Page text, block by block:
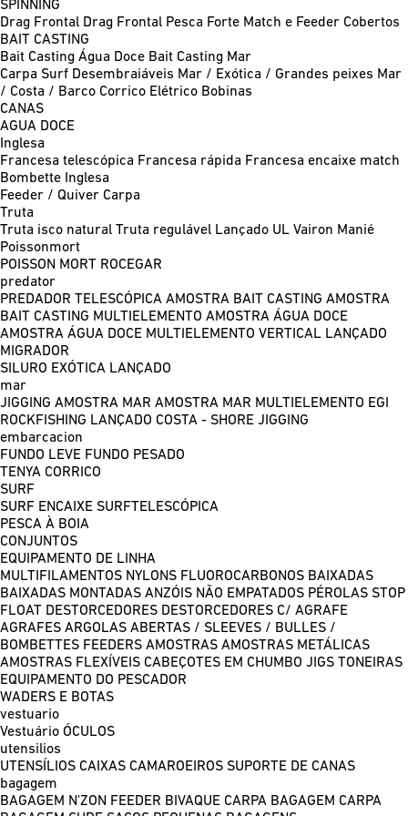
SPINNING
Drag Frontal Drag Frontal Pesca Forte Match e Feeder Cobertos
BAIT CASTING
Bait Casting Água Doce Bait Casting Mar
Carpa Surf Desembraiáveis Mar / Exótica / Grandes peixes Mar
/ Costa / Barco Corrico Elétrico Bobinas
CANAS
AGUA DOCE
Inglesa
Francesa telescópica Francesa rápida Francesa encaixe match
Bombette Inglesa
Feeder / Quiver Carpa
Truta
Truta isco natural Truta regulável Lançado UL Vairon Manié
Poissonmort
POISSON MORT ROCEGAR
predator
PREDADOR TELESCÓPICA AMOSTRA BAIT CASTING AMOSTRA
BAIT CASTING MULTIELEMENTO AMOSTRA ÁGUA DOCE
AMOSTRA ÁGUA DOCE MULTIELEMENTO VERTICAL LANÇADO
MIGRADOR
SILURO EXÓTICA LANÇADO
mar
JIGGING AMOSTRA MAR AMOSTRA MAR MULTIELEMENTO EGI
ROCKFISHING LANÇADO COSTA - SHORE JIGGING
embarcacion
FUNDO LEVE FUNDO PESADO
TENYA CORRICO
SURF
SURF ENCAIXE SURFTELESCÓPICA
PESCA À BOIA
CONJUNTOS
EQUIPAMENTO DE LINHA
MULTIFILAMENTOS NYLONS FLUOROCARBONOS BAIXADAS
BAIXADAS MONTADAS ANZÓIS NÃO EMPATADOS PÉROLAS STOP
FLOAT DESTORCEDORES DESTORCEDORES C/ AGRAFE
AGRAFES ARGOLAS ABERTAS / SLEEVES / BULLES /
BOMBETTES FEEDERS AMOSTRAS AMOSTRAS METÁLICAS
AMOSTRAS FLEXÍVEIS CABEÇOTES EM CHUMBO JIGS TONEIRAS
EQUIPAMENTO DO PESCADOR
WADERS E BOTAS
vestuario
Vestuário ÓCULOS
utensilios
UTENSÍLIOS CAIXAS CAMAROEIROS SUPORTE DE CANAS
bagagem
BAGAGEM N'ZON FEEDER BIVAQUE CARPA BAGAGEM CARPA